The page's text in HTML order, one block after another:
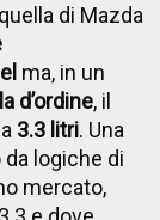
di Mazda
ma, in un
d’ordine, il
3.3 litri. Una
logiche di
mercato,